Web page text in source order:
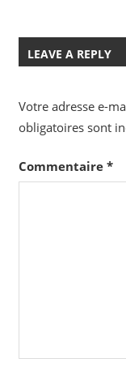
LEAVE A REPLY
Votre adresse e-
obligatoires sont
Commentaire *